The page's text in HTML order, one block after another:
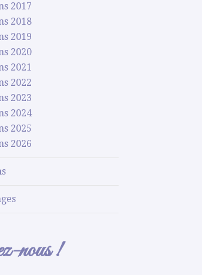
2017
2018
2019
2020
2021
2022
2023
2024
2025
2026
nous !